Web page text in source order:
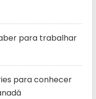
para trabalhar
para conhecer